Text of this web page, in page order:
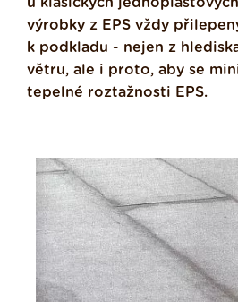
u klasických
výrobky z EPS vždy
k podkladu - nejen z
větru, ale i proto, aby se
tepelné roztažnosti EPS.